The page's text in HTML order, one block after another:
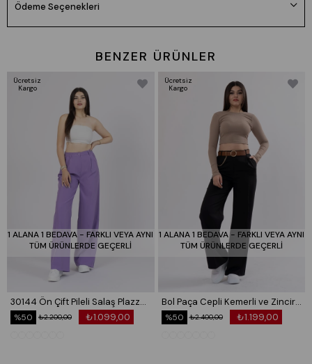
Ödeme Seçenekleri
BENZER ÜRÜNLER
1 ALANA 1 BEDAVA - FARKLI VEYA AYNI
TÜM ÜRÜNLERDE GEÇERLİ
30144 Ön Çift Pileli Salaş Plazzo Cepli Pantolon
₺1.099,00
₺2.200,00
%50
Ücretsiz
Kargo
1 ALANA 1 BEDAVA - FARKLI VEYA AYNI
TÜM ÜRÜNLERDE GEÇERLİ
Bol Paça Cepli Kemerli ve Zincir Detaylı Atlas Kumaş Pantolon 30024
₺1.199,00
₺2.400,00
%50
Ücretsiz
Kargo